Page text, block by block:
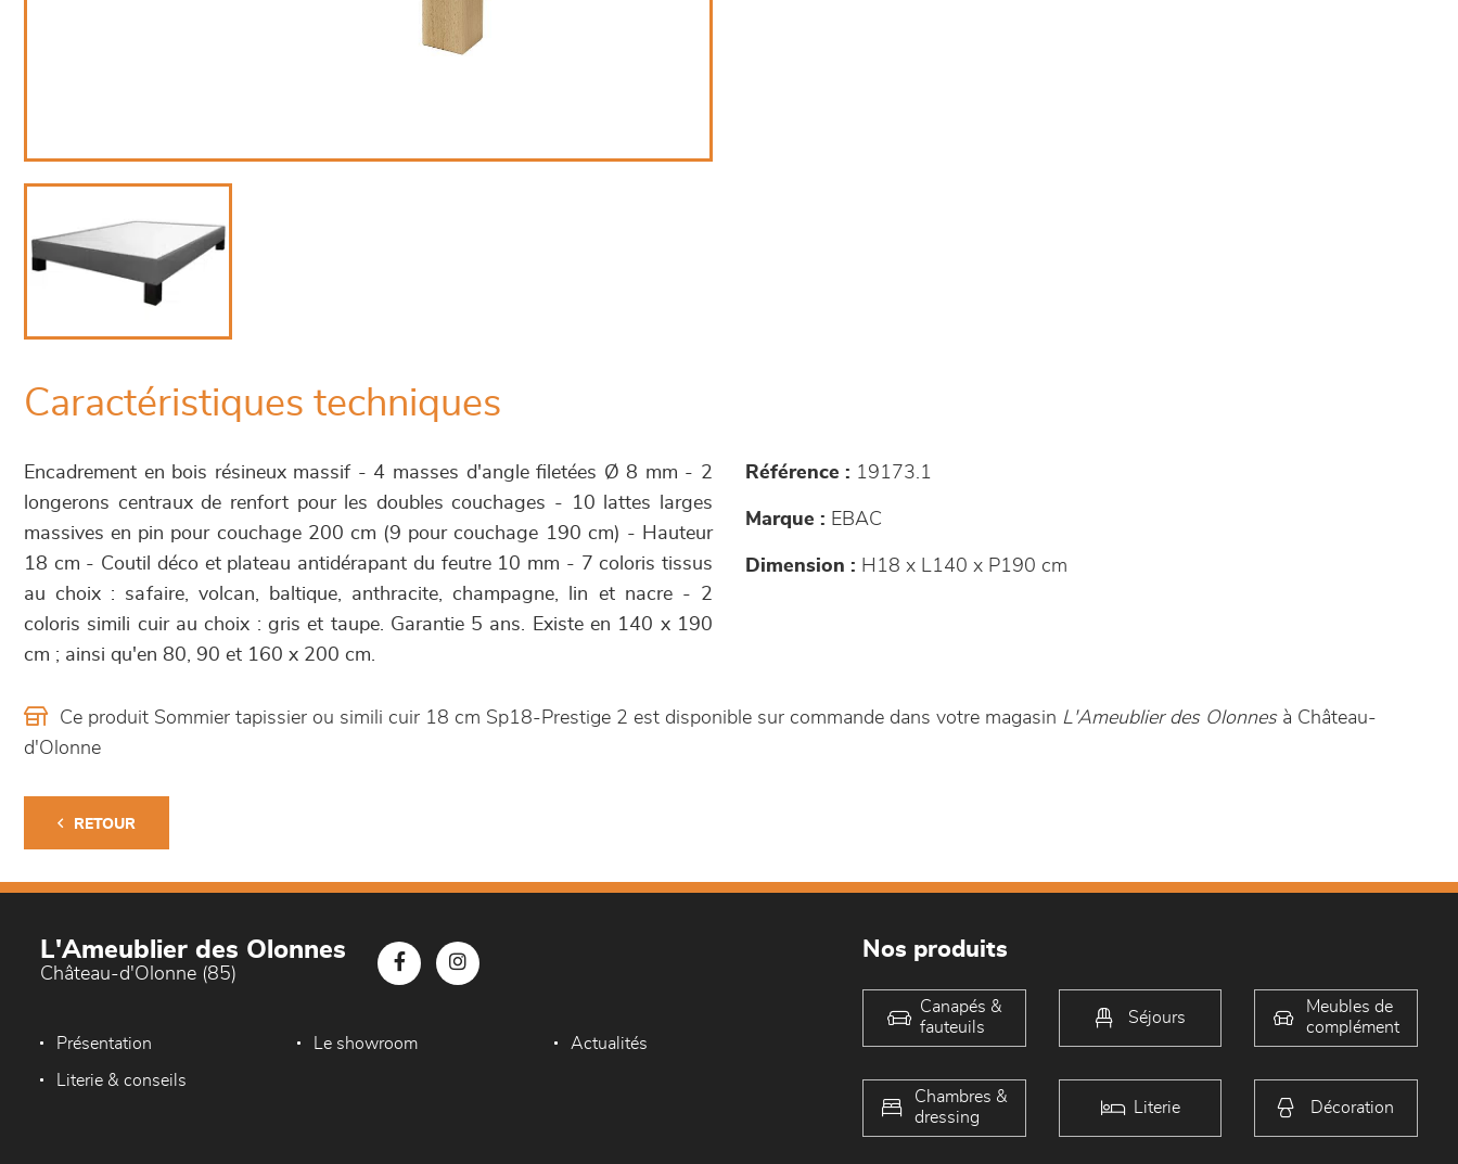
Caractéristiques techniques
Encadrement en bois résineux massif - 4 masses d'angle filetées Ø 8 mm - 2
longerons centraux de renfort pour les doubles couchages - 10 lattes larges
massives en pin pour couchage 200 cm (9 pour couchage 190 cm) - Hauteur
18 cm - Coutil déco et plateau antidérapant du feutre 10 mm - 7 coloris tissus
au choix : safaire, volcan, baltique, anthracite, champagne, lin et nacre - 2
coloris simili cuir au choix : gris et taupe. Garantie 5 ans. Existe en 140 x 190
cm ; ainsi qu'en 80, 90 et 160 x 200 cm.
Référence : 19173.1
Marque : EBAC
Dimension : H18 x L140 x P190 cm
Ce produit Sommier tapissier ou simili cuir 18 cm Sp18-Prestige 2 est disponible sur commande dans votre magasin L'Ameublier des Olonnesà Château-
d'Olonne
RETOUR
L'Ameublier des Olonnes
Château-d'Olonne (85)
Présentation Le showroom Actualités
Literie & conseils
Nos produits
Canapés &
fauteuils
Séjours
Meubles de
complément
Chambres &
dressing
Literie Décoration